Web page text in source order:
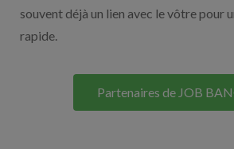
souvent déjà un lien avec le vôtre pour
rapide.
Partenaires de JOB